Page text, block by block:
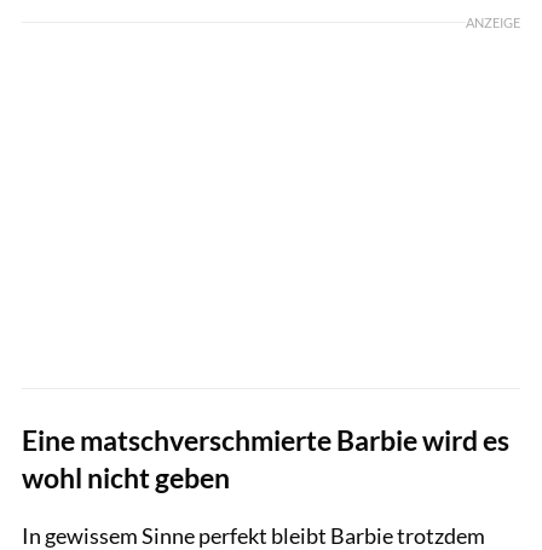
ANZEIGE
Eine matschverschmierte Barbie wird es
wohl nicht geben
In gewissem Sinne perfekt bleibt Barbie trotzdem